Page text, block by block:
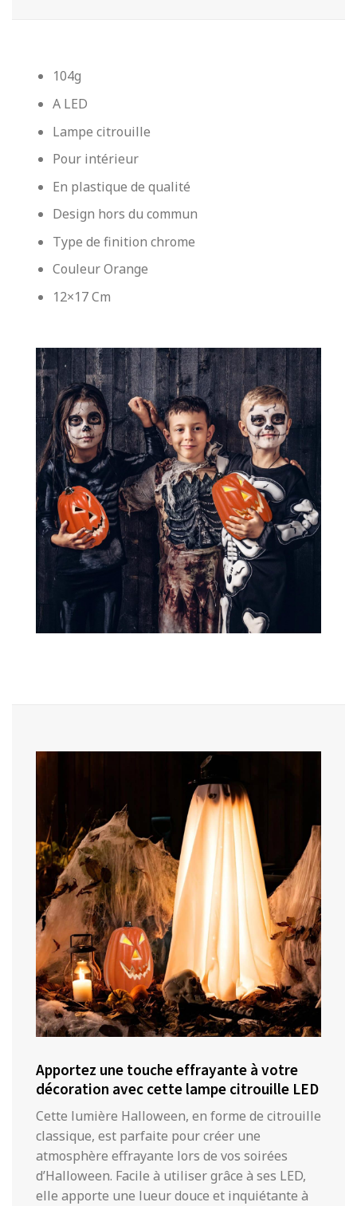
104g
A LED
Lampe citrouille
Pour intérieur
En plastique de qualité
Design hors du commun
Type de finition chrome
Couleur Orange
12×17 Cm
Apportez une touche effrayante à votre
décoration avec cette lampe citrouille LED
Cette lumière Halloween, en forme de citrouille
classique, est parfaite pour créer une
atmosphère effrayante lors de vos soirées
d’Halloween. Facile à utiliser grâce à ses LED,
elle apporte une lueur douce et inquiétante à